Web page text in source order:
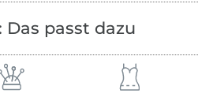
Das passt dazu